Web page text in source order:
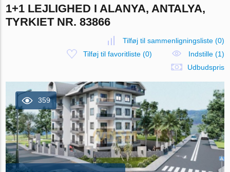
1+1 LEJLIGHED I ALANYA, ANTALYA,
TYRKIET NR. 83866
Tilføj til sammenligningsliste(0)
Tilføj til favoritliste (0)
Indstille (1)
Udbudspris
359